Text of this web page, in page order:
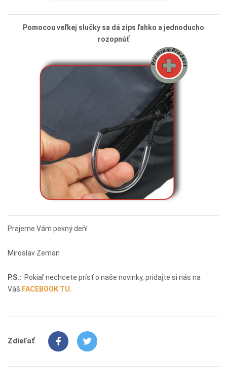
Pomocou veľkej slučky sa dá zips ľahko a jednoducho
rozopnúť
Prajeme Vám pekný deň!
Miroslav Zeman
P.S.: Pokiaľ nechcete prísť o naše novinky, pridajte si nás na
Váš FACEBOOK TU.
Zdieľať